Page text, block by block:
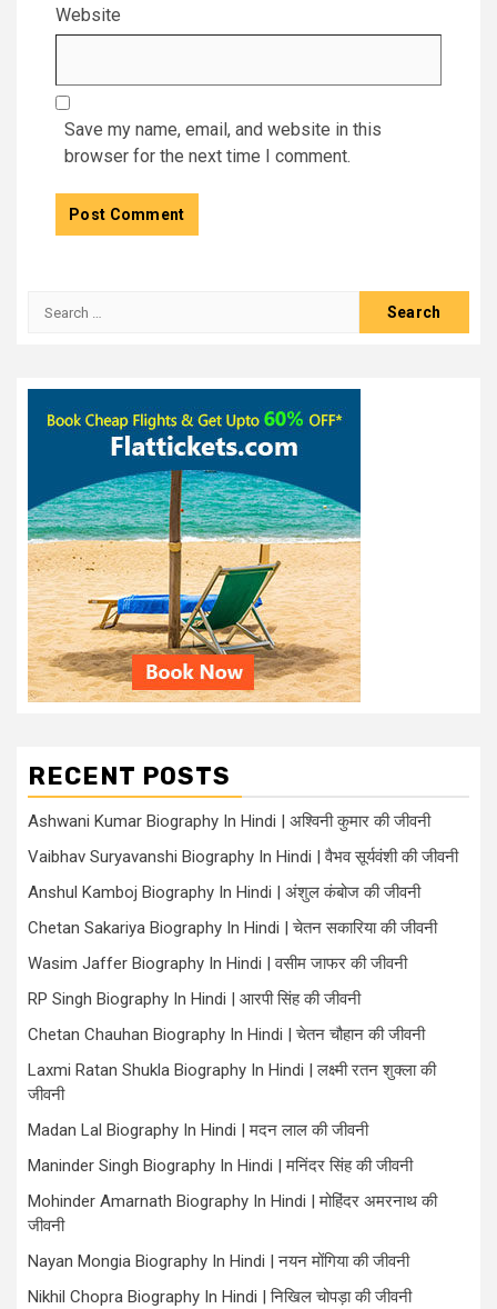
Website
Save my name, email, and website in this
browser for the next time I comment.
RECENT POSTS
Ashwani Kumar Biography In Hindi | अश्विनी कुमार की जीवनी
Vaibhav Suryavanshi Biography In Hindi | वैभव सूर्यवंशी की जीवनी
Anshul Kamboj Biography In Hindi | अंशुल कंबोज की जीवनी
Chetan Sakariya Biography In Hindi | चेतन सकारिया की जीवनी
Wasim Jaffer Biography In Hindi | वसीम जाफर की जीवनी
RP Singh Biography In Hindi | आरपी सिंह की जीवनी
Chetan Chauhan Biography In Hindi | चेतन चौहान की जीवनी
Laxmi Ratan Shukla Biography In Hindi | लक्ष्मी रतन शुक्ला की
जीवनी
Madan Lal Biography In Hindi | मदन लाल की जीवनी
Maninder Singh Biography In Hindi | मनिंदर सिंह की जीवनी
Mohinder Amarnath Biography In Hindi | मोहिंदर अमरनाथ की
जीवनी
Nayan Mongia Biography In Hindi | नयन मोंगिया की जीवनी
Nikhil Chopra Biography In Hindi | निखिल चोपड़ा की जीवनी